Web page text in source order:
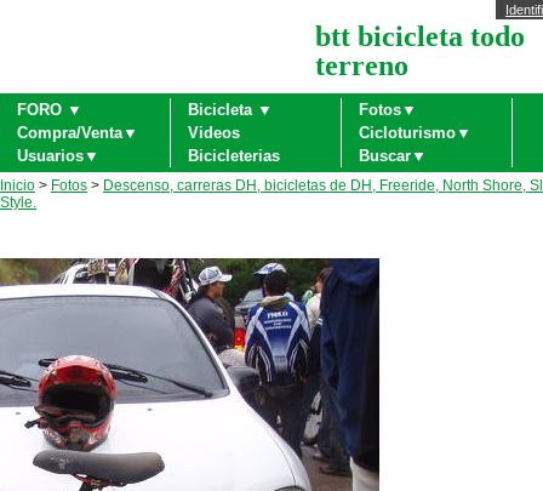
btt bicicleta todo
terreno
FORO ▼ Bicicleta ▼
Fotos▼
Compra/Venta▼
Videos
Cicloturismo▼
Usuarios▼
Bicicleterias Buscar▼
Inicio > Fotos > Descenso, carreras DH, bicicletas de DH, Freeride, North Shore,
Style.